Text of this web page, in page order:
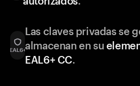
Las claves privadas se
almacenan en su
EAL6+ CC.